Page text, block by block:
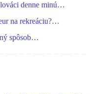
denne minú…
na rekreáciu?…
spôsob…